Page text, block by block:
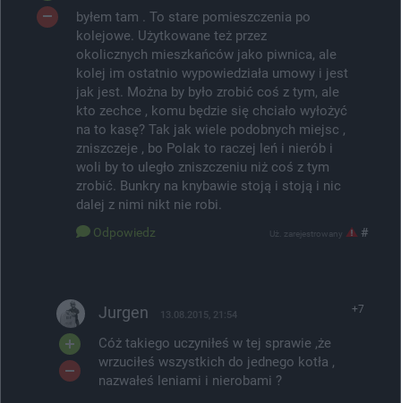
byłem tam . To stare pomieszczenia po
kolejowe. Użytkowane też przez
okolicznych mieszkańców jako piwnica, ale
kolej im ostatnio wypowiedziała umowy i jest
jak jest. Można by było zrobić coś z tym, ale
kto zechce , komu będzie się chciało wyłożyć
na to kasę? Tak jak wiele podobnych miejsc ,
zniszczeje , bo Polak to raczej leń i nierób i
woli by to uległo zniszczeniu niż coś z tym
zrobić. Bunkry na knybawie stoją i stoją i nic
dalej z nimi nikt nie robi.
Odpowiedz Uż. zarejestrowany #
+7
Jurgen 13.08.2015, 21:54
Cóż takiego uczyniłeś w tej sprawie ,że
wrzuciłeś wszystkich do jednego kotła ,
nazwałeś leniami i nierobami ?